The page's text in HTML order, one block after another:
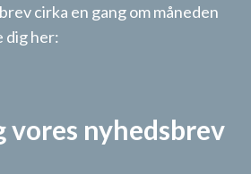
cirka en gang om måneden
dig her:
vores nyhedsbrev